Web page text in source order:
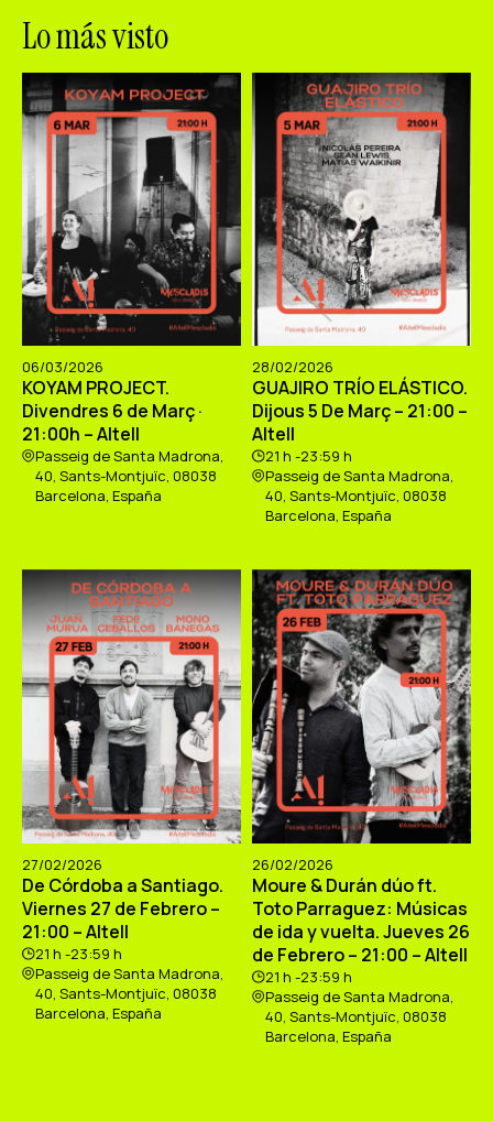
Lo más visto
06/03/2026
KOYAM PROJECT.
Divendres 6 de Març ·
21:00h – Altell
Passeig de Santa Madrona,
40, Sants-Montjuïc, 08038
Barcelona, España
28/02/2026
GUAJIRO TRÍO ELÁSTICO.
Dijous 5 De Març – 21:00 –
Altell
21 h -23:59 h
Passeig de Santa Madrona,
40, Sants-Montjuïc, 08038
Barcelona, España
27/02/2026
De Córdoba a Santiago.
Viernes 27 de Febrero –
21:00 – Altell
21 h -23:59 h
Passeig de Santa Madrona,
40, Sants-Montjuïc, 08038
Barcelona, España
26/02/2026
Moure & Durán dúo ft.
Toto Parraguez: Músicas
de ida y vuelta. Jueves 26
de Febrero – 21:00 – Altell
21 h -23:59 h
Passeig de Santa Madrona,
40, Sants-Montjuïc, 08038
Barcelona, España